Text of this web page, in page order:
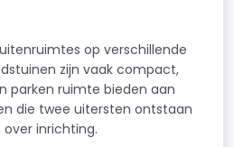
op verschillende
zijn vaak compact,
parken ruimte bieden aan
die twee uitersten ontstaan
inrichting.